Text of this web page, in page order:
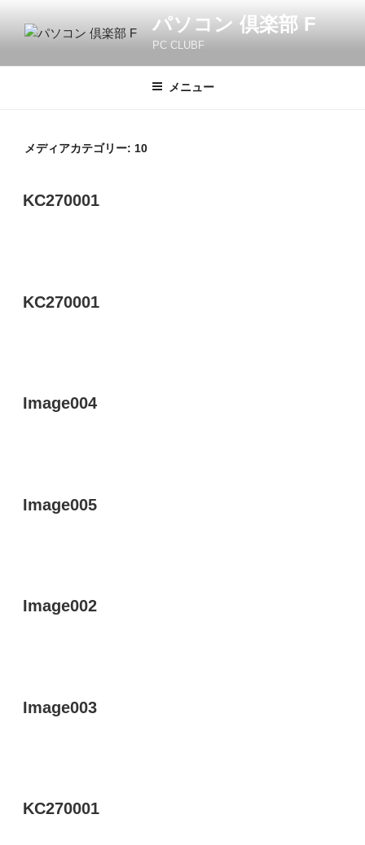
ン
パソコン 倶楽部 F
PC CLUBF
メニュー
メディアカテゴリー: 10
KC270001
KC270001
Image004
Image005
Image002
Image003
KC270001